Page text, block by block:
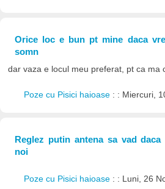
Orice loc e bun pt mine daca
somn
dar vaza e locul meu preferat, pt ca ma
Poze cu Pisici haioase : : Miercuri,
Reglez putin antena sa vad
noi
Poze cu Pisici haioase : : Luni, 26